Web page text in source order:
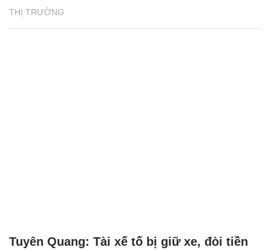
THỊ TRƯỜNG
Tuyên Quang: Tài xế tố bị giữ xe, đòi tiền